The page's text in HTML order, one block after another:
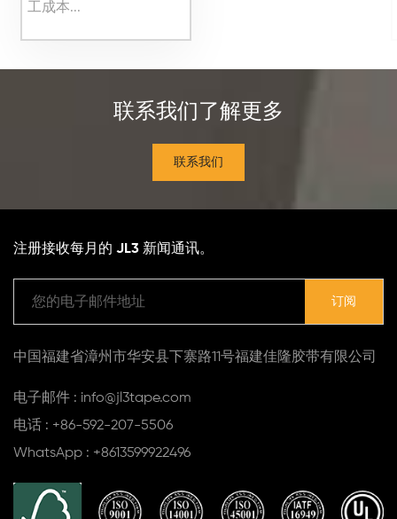
工成本...
联系我们了解更多
联系我们
注册接收每月的 JL3 新闻通讯。
中国福建省漳州市华安县下寨路11号福建佳隆胶带有限公司
电子邮件 : info@jl3tape.com
电话 : +86-592-207-5506
WhatsApp : +8613599922496